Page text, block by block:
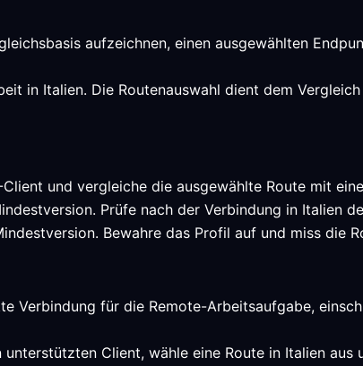
aufzeichnen, einen ausgewählten
in Italien. Die Routenauswahl dient dem
und vergleiche die ausgewählte Route mit
Prüfe nach der Verbindung in Italien
Bewahre das Profil auf und miss die
Verbindung für die Remote-Arbeitsaufgabe,
unterstützten Client, wähle eine Route in Italien